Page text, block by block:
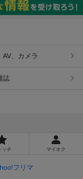
AV、カメラ
誌
ッチ マイオク
フリマ